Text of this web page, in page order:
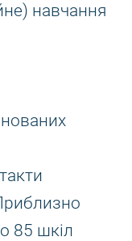
навчання
85 шкіл